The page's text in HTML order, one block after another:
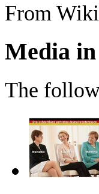
From
Media
The